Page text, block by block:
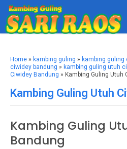
Home » kambing guling » kambing guling
ciwidey bandung » kambing guling utuh
Ciwidey Bandung » Kambing Guling Utuh
Kambing Guling Utuh
Kambing Guling
Bandung